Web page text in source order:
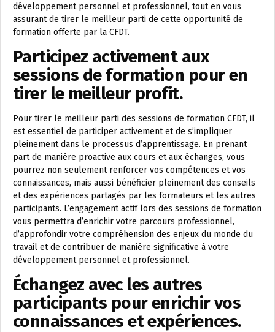
développement personnel et professionnel, tout en vous
assurant de tirer le meilleur parti de cette opportunité de
formation offerte par la CFDT.
Participez activement aux
sessions de formation pour en
tirer le meilleur profit.
Pour tirer le meilleur parti des sessions de formation CFDT, il
est essentiel de participer activement et de s’impliquer
pleinement dans le processus d’apprentissage. En prenant
part de manière proactive aux cours et aux échanges, vous
pourrez non seulement renforcer vos compétences et vos
connaissances, mais aussi bénéficier pleinement des conseils
et des expériences partagés par les formateurs et les autres
participants. L’engagement actif lors des sessions de formation
vous permettra d’enrichir votre parcours professionnel,
d’approfondir votre compréhension des enjeux du monde du
travail et de contribuer de manière significative à votre
développement personnel et professionnel.
Échangez avec les autres
participants pour enrichir vos
connaissances et expériences.